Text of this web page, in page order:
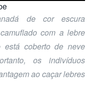
de cor escura
com a lebre
está coberto de neve
os indivíduos
ao caçar lebres